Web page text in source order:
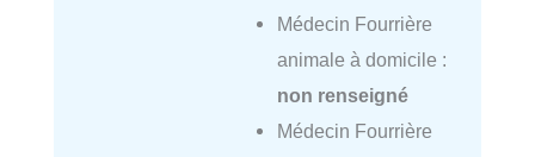
Médecin Fourrière
animale à domicile :
non renseigné
Médecin Fourrière